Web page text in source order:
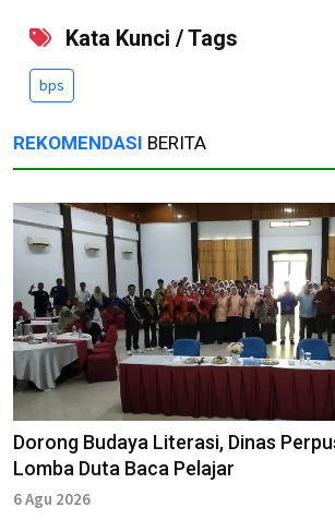
Kata Kunci / Tags
bps
REKOMENDASI BERITA
Dorong Budaya Literasi, Dinas
Lomba Duta Baca Pelajar
6 Agu 2026